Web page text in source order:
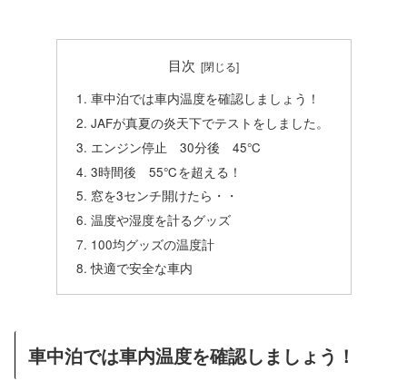
目次
車中泊では車内温度を確認しましょう！
JAFが真夏の炎天下でテストをしました。
エンジン停止 30分後 45℃
3時間後 55℃を超える！
窓を3センチ開けたら・・
温度や湿度を計るグッズ
100均グッズの温度計
快適で安全な車内
車中泊では車内温度を確認しましょう！